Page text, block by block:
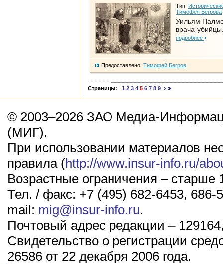
Тип:
Тимофея Бегрова
Уильям
врача-
подробнее
Предоставлено: Тимофей Бегров
Страницы: 1 2 3 4 5 6 7 8 9
© 2003–2026 ЗАО Медиа-
(МИГ).
При использовании материалов
правила (http://www.insur-info.ru/
Возрастные ограничения – старше
Тел. / факс: +7 (495) 682-6453, 686-
mail: mig@insur-info.ru.
Почтовый адрес редакции –
Свидетельство о регистрации
26586 от 22 декабря 2006 года.